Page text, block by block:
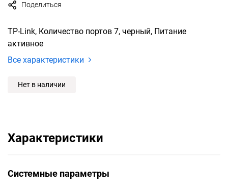
Поделиться
TP-Link, Количество портов 7, черный, Питание
активное
Все характеристики
Нет в наличии
Характеристики
Системные параметры